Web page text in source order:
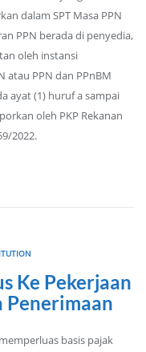
dalam SPT Masa PPN
PPN berada di penyedia,
oleh instansi
atau PPN dan PPnBM
ayat (1) huruf a sampai
oleh PKP Rekanan
2022.
Ke Pekerjaan
Penerimaan
basis pajak